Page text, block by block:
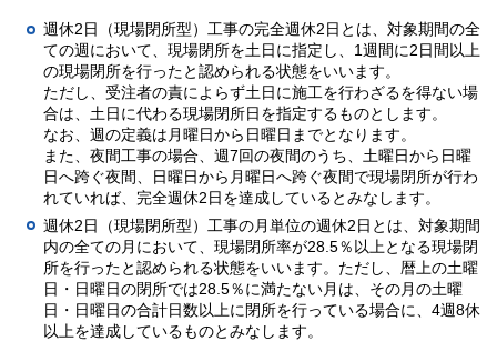
週休2日（現場閉所型）工事の完全週休2日とは、対象期間の全
ての週において、現場閉所を土日に指定し、1週間に2日間以上
の現場閉所を行ったと認められる状態をいいます。
ただし、受注者の責によらず土日に施工を行わざるを得ない場
合は、土日に代わる現場閉所日を指定するものとします。
なお、週の定義は月曜日から日曜日までとなります。
また、夜間工事の場合、週7回の夜間のうち、土曜日から日曜
日へ跨ぐ夜間、日曜日から月曜日へ跨ぐ夜間で現場閉所が行わ
れていれば、完全週休2日を達成しているとみなします。
週休2日（現場閉所型）工事の月単位の週休2日とは、対象期間
内の全ての月において、現場閉所率が28.5％以上となる現場閉
所を行ったと認められる状態をいいます。ただし、暦上の土曜
日・日曜日の閉所では28.5％に満たない月は、その月の土曜
日・日曜日の合計日数以上に閉所を行っている場合に、4週8休
以上を達成しているものとみなします。